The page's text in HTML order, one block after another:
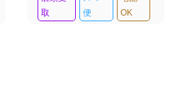
取
便
OK